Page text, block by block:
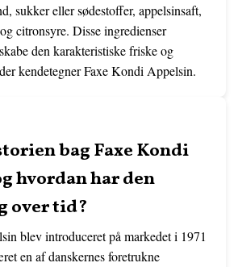
sukker eller sødestoffer, appelsinsaft,
citronsyre. Disse ingredienser
den karakteristiske friske og
kendetegner Faxe Kondi Appelsin.
bag Faxe Kondi
hvordan har den
over tid?
blev introduceret på markedet i 1971
en af danskernes foretrukne